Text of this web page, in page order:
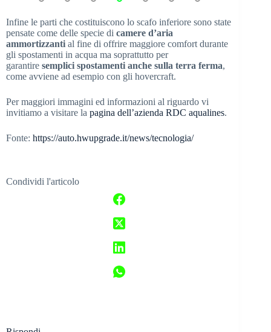
Infine le parti che costituiscono lo scafo inferiore sono state
pensate come delle specie di camere d’aria
ammortizzanti al fine di offrire maggiore comfort durante
gli spostamenti in acqua ma soprattutto per
garantire semplici spostamenti anche sulla terra ferma,
come avviene ad esempio con gli hovercraft.
Per maggiori immagini ed informazioni al riguardo vi
invitiamo a visitare la pagina dell’azienda RDC aqualines.
Fonte: https://auto.hwupgrade.it/news/tecnologia/
Condividi l'articolo